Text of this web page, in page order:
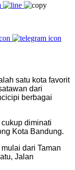
satu kota favorit
dari
berbagai
diminati
Kota Bandung.
dari Taman
Jalan